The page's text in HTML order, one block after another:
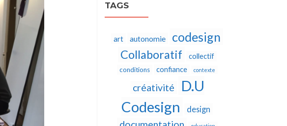
TAGS
art autonomie codesign
Collaboratif collectif
conditions confiance contexte
créativité
D.U
Codesign
design